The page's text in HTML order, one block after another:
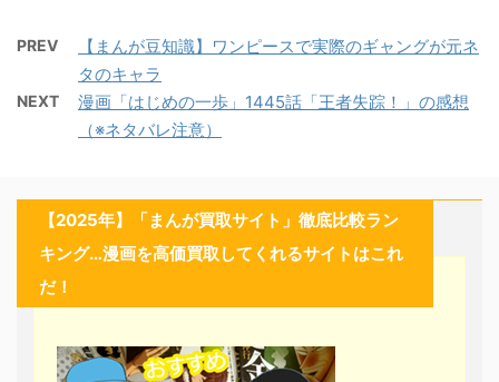
PREV
【まんが豆知識】ワンピースで実際のギャングが元ネ
タのキャラ
NEXT
漫画「はじめの一歩」1445話「王者失踪！」の感想
（※ネタバレ注意）
【2025年】「まんが買取サイト」徹底比較ラン
キング…漫画を高価買取してくれるサイトはこれ
だ！